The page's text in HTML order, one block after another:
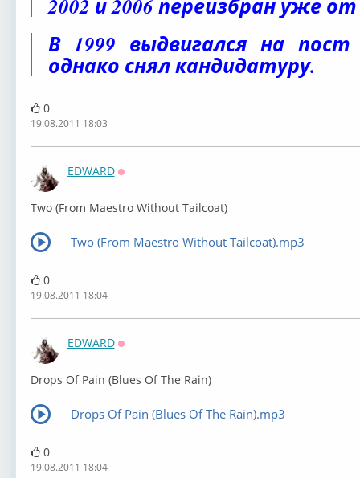
2002 и 2006 переизбран уже
В 1999 выдвигался на
однако снял кандидатуру.
0
19.08.2011 18:03
EDWARD
Two (From Maestro Without Tailcoat)
Two (From Maestro Without Tailcoat).mp3
0
19.08.2011 18:04
EDWARD
Drops Of Pain (Blues Of The Rain)
Drops Of Pain (Blues Of The Rain).mp3
0
19.08.2011 18:04